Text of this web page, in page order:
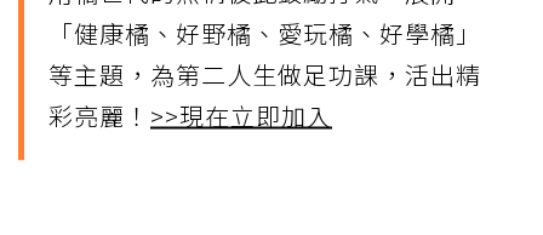
「健康橘、好野橘、愛玩橘、好學橘」
等主題，為第二人生做足功課，活出精
彩亮麗！ >>現在立即加入